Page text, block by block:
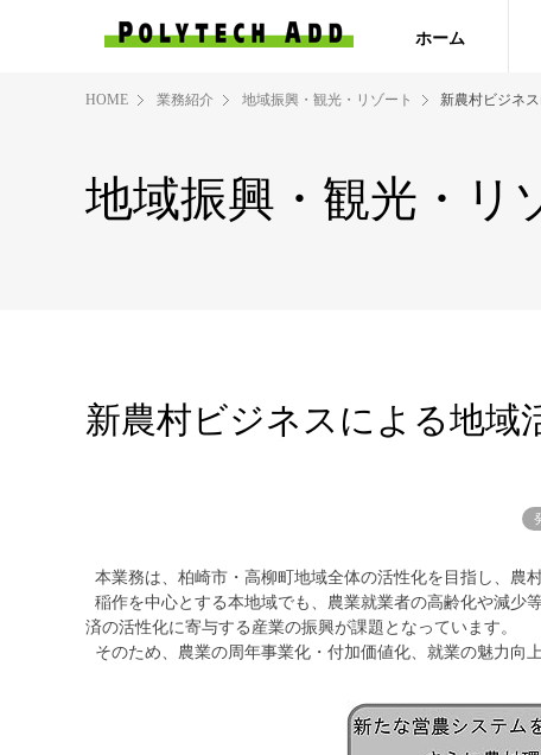
ホーム
HOME 業務紹介 地域振興・観光・リゾート 新農村ビジネ
地域振興・観光・リ
新農村ビジネスによる地域
本業務は、柏崎市・高柳町地域全体の活性化を目指し、農
稲作を中心とする本地域でも、農業就業者の高齢化や減少
済の活性化に寄与する産業の振興が課題となっています。
そのため、農業の周年事業化・付加価値化、就業の魅力向